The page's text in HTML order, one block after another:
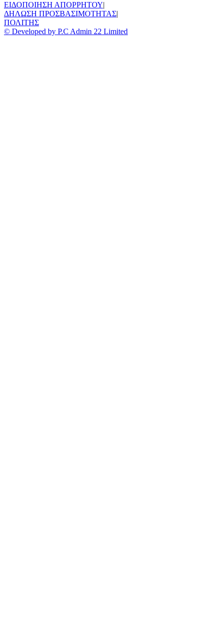
ΕΙΔΟΠΟΙΗΣΗ ΑΠΟΡΡΗΤΟΥ|
ΔΗΛΩΣΗ ΠΡΟΣΒΑΣΙΜΟΤΗΤΑΣ|
ΠΟΛΙΤΗΣ
© Developed by P.C Admin 22 Limited